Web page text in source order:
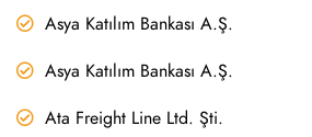
Asya Katılım Bankası A.Ş.
Asya Katılım Bankası A.Ş.
Ata Freight Line Ltd. Şti.